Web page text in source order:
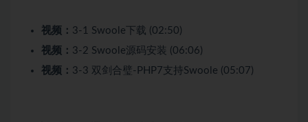
视频： 3-1 Swoole下载 (02:50)
视频： 3-2 Swoole源码安装 (06:06)
视频： 3-3 双剑合璧-PHP7支持Swoole (05:07)